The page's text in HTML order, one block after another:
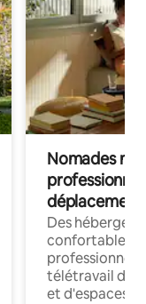
Nomades
déplacement
Des
confortables
professionnels
télétravail
et d'espaces